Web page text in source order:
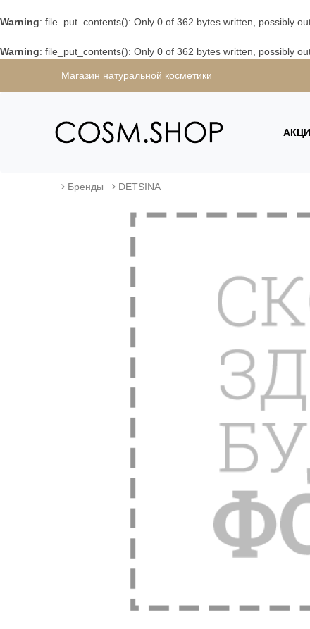
Warning: file_put_contents(): Only 0 of 362 bytes written, possibly
Warning: file_put_contents(): Only 0 of 362 bytes written, possibly
Магазин натуральной косметики
Бренды DETSINA